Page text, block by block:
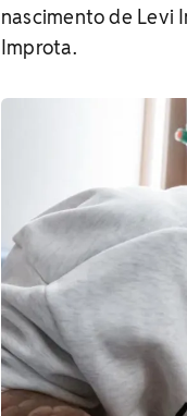
nascimento de Levi
Improta.